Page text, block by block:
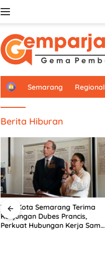
H
Semarang Regional
Berita Hiburan
Wali Kota Semarang Terima
Kunjungan Dubes Prancis,
Perkuat Hubungan Kerja Sama